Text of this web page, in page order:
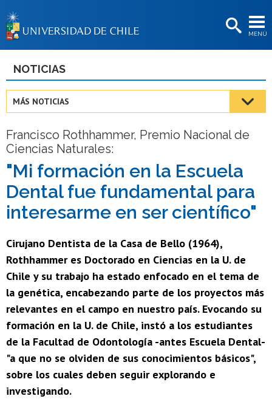
MENÚ
BIBLIOTECAS
Estudiantes
Académicas/os
Funcionarias/os
Egresadas/os
NOTICIAS
MÁS NOTICIAS
Francisco Rothhammer, Premio Nacional de
Ciencias Naturales:
"Mi formación en la Escuela
Dental fue fundamental para
interesarme en ser científico"
Cirujano Dentista de la Casa de Bello (1964),
Rothhammer es Doctorado en Ciencias en la U. de
Chile y su trabajo ha estado enfocado en el tema de
la genética, encabezando parte de los proyectos más
relevantes en el campo en nuestro país. Evocando su
formación en la U. de Chile, instó a los estudiantes
de la Facultad de Odontología -antes Escuela Dental-
"a que no se olviden de sus conocimientos básicos",
sobre los cuales deben seguir explorando e
investigando.